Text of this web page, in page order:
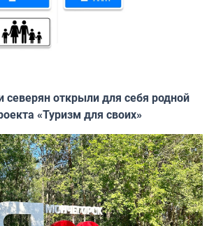
северян открыли для себя родной
«Туризм для своих»